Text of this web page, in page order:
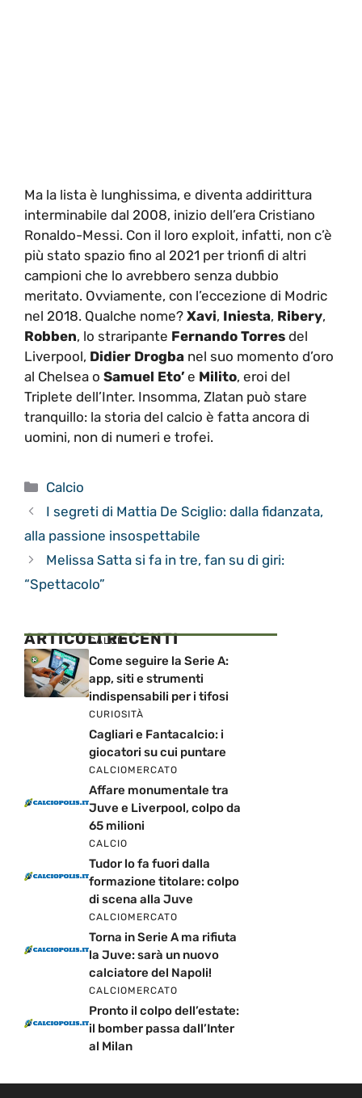
Ma la lista è lunghissima, e diventa addirittura
interminabile dal 2008, inizio dell’era Cristiano
Ronaldo-Messi. Con il loro exploit, infatti, non c’è
più stato spazio fino al 2021 per trionfi di altri
campioni che lo avrebbero senza dubbio
meritato. Ovviamente, con l’eccezione di Modric
nel 2018. Qualche nome? Xavi, Iniesta, Ribery,
Robben, lo straripante Fernando Torres del
Liverpool, Didier Drogba nel suo momento d’oro
al Chelsea o Samuel Eto’ e Milito, eroi del
Triplete dell’Inter. Insomma, Zlatan può stare
tranquillo: la storia del calcio è fatta ancora di
uomini, non di numeri e trofei.
Categorie
Calcio
I segreti di Mattia De Sciglio: dalla fidanzata,
alla passione insospettabile
Melissa Satta si fa in tre, fan su di giri:
“Spettacolo”
ARTICOLI RECENTI
CALCIO
Come seguire la Serie A:
app, siti e strumenti
indispensabili per i tifosi
CURIOSITÀ
Cagliari e Fantacalcio: i
giocatori su cui puntare
CALCIOMERCATO
Affare monumentale tra
Juve e Liverpool, colpo da
65 milioni
CALCIO
Tudor lo fa fuori dalla
formazione titolare: colpo
di scena alla Juve
CALCIOMERCATO
Torna in Serie A ma rifiuta
la Juve: sarà un nuovo
calciatore del Napoli!
CALCIOMERCATO
Pronto il colpo dell’estate:
il bomber passa dall’Inter
al Milan